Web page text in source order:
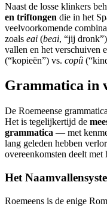
Naast de losse klinkers
en triftongen die in het
veelvoorkomende
zoals eai (beai, “jij
vallen en het verschuiven
(“kopieën”) vs. copíi
Grammatica in
De Roemeense
Het is tegelijkertijd de
grammatica — met
lang geleden hebben
overeenkomsten deelt met
Het
Roemeens is de enige